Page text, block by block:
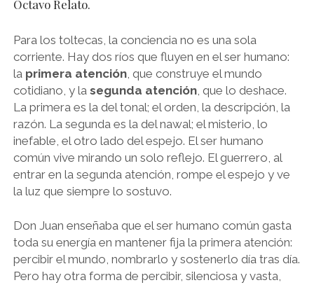
Octavo Relato.
Para los toltecas, la conciencia no es una sola
corriente. Hay dos ríos que fluyen en el ser humano:
la primera atención, que construye el mundo
cotidiano, y la segunda atención, que lo deshace.
La primera es la del tonal; el orden, la descripción, la
razón. La segunda es la del nawal; el misterio, lo
inefable, el otro lado del espejo. El ser humano
común vive mirando un solo reflejo. El guerrero, al
entrar en la segunda atención, rompe el espejo y ve
la luz que siempre lo sostuvo.
Don Juan enseñaba que el ser humano común gasta
toda su energía en mantener fija la primera atención:
percibir el mundo, nombrarlo y sostenerlo día tras día.
Pero hay otra forma de percibir, silenciosa y vasta,